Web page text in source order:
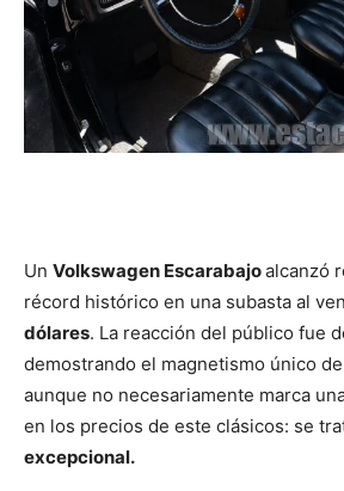
Un Volkswagen Escarabajoalcanzó
récord histórico en una subasta al
dólares. La reacción del público fue
demostrando el magnetismo único
aunque no necesariamente marca
en los precios de este clásicos: se
excepcional.